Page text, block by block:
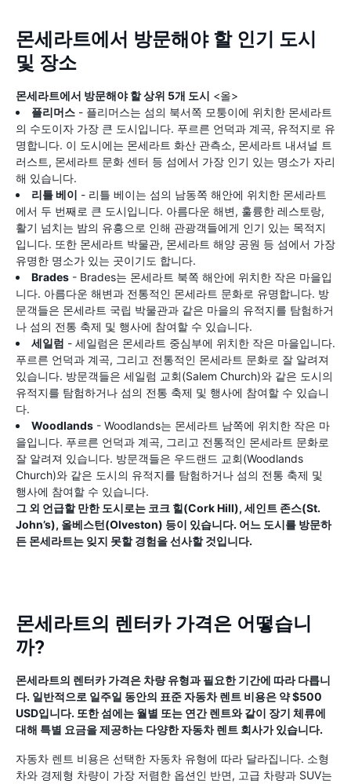
몬세라트에서 방문해야 할 인기 도시
및 장소
몬세라트에서 방문해야 할 상위 5개 도시 <올>
플리머스 - 플리머스는 섬의 북서쪽 모퉁이에 위치한 몬세라트
의 수도이자 가장 큰 도시입니다. 푸르른 언덕과 계곡, 유적지로 유
명합니다. 이 도시에는 몬세라트 화산 관측소, 몬세라트 내셔널 트
러스트, 몬세라트 문화 센터 등 섬에서 가장 인기 있는 명소가 자리
해 있습니다.
리틀 베이 - 리틀 베이는 섬의 남동쪽 해안에 위치한 몬세라트
에서 두 번째로 큰 도시입니다. 아름다운 해변, 훌륭한 레스토랑,
활기 넘치는 밤의 유흥으로 인해 관광객들에게 인기 있는 목적지
입니다. 또한 몬세라트 박물관, 몬세라트 해양 공원 등 섬에서 가장
유명한 명소가 있는 곳이기도 합니다.
Brades - Brades는 몬세라트 북쪽 해안에 위치한 작은 마을입
니다. 아름다운 해변과 전통적인 몬세라트 문화로 유명합니다. 방
문객들은 몬세라트 국립 박물관과 같은 마을의 유적지를 탐험하거
나 섬의 전통 축제 및 행사에 참여할 수 있습니다.
세일럼 - 세일럼은 몬세라트 중심부에 위치한 작은 마을입니다.
푸르른 언덕과 계곡, 그리고 전통적인 몬세라트 문화로 잘 알려져
있습니다. 방문객들은 세일럼 교회(Salem Church)와 같은 도시의
유적지를 탐험하거나 섬의 전통 축제 및 행사에 참여할 수 있습니
다.
Woodlands - Woodlands는 몬세라트 남쪽에 위치한 작은 마
을입니다. 푸르른 언덕과 계곡, 그리고 전통적인 몬세라트 문화로
잘 알려져 있습니다. 방문객들은 우드랜드 교회(Woodlands
Church)와 같은 도시의 유적지를 탐험하거나 섬의 전통 축제 및
행사에 참여할 수 있습니다.
그 외 언급할 만한 도시로는 코크 힐(Cork Hill), 세인트 존스(St.
John’s), 올베스턴(Olveston) 등이 있습니다. 어느 도시를 방문하
든 몬세라트는 잊지 못할 경험을 선사할 것입니다.
몬세라트의 렌터카 가격은 어떻습니
까?
몬세라트의 렌터카 가격은 차량 유형과 필요한 기간에 따라 다릅니
다. 일반적으로 일주일 동안의 표준 자동차 렌트 비용은 약 $500
USD입니다. 또한 섬에는 월별 또는 연간 렌트와 같이 장기 체류에
대해 특별 요금을 제공하는 다양한 자동차 렌트 회사가 있습니다.
자동차 렌트 비용은 선택한 자동차 유형에 따라 달라집니다. 소형
차와 경제형 차량이 가장 저렴한 옵션인 반면, 고급 차량과 SUV는